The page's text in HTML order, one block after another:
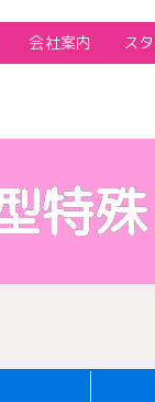
会社案内 ス
特殊